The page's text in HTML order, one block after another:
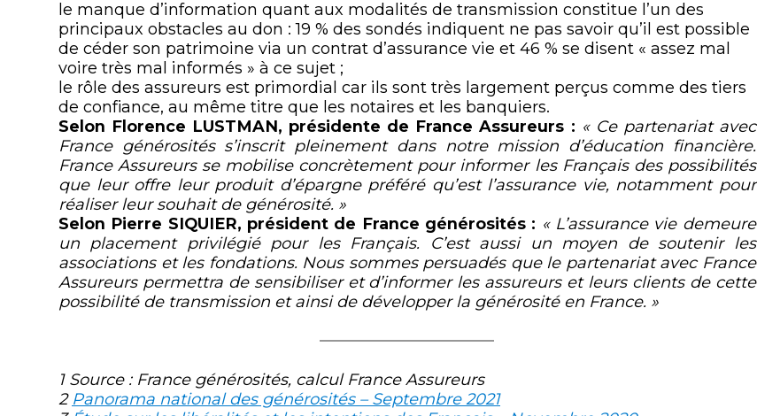
le manque d’information quant aux modalités de transmission constitue l’un des
principaux obstacles au don : 19 % des sondés indiquent ne pas savoir qu’il est possible
de céder son patrimoine via un contrat d’assurance vie et 46 % se disent « assez mal
voire très mal informés » à ce sujet ;
le rôle des assureurs est primordial car ils sont très largement perçus comme des tiers
de confiance, au même titre que les notaires et les banquiers.
Selon Florence LUSTMAN, présidente de France Assureurs : « Ce partenariat avec
France générosités s’inscrit pleinement dans notre mission d’éducation financière.
France Assureurs se mobilise concrètement pour informer les Français des possibilités
que leur offre leur produit d’épargne préféré qu’est l’assurance vie, notamment pour
réaliser leur souhait de générosité. »
Selon Pierre SIQUIER, président de France générosités : « L’assurance vie demeure
un placement privilégié pour les Français. C’est aussi un moyen de soutenir les
associations et les fondations. Nous sommes persuadés que le partenariat avec France
Assureurs permettra de sensibiliser et d’informer les assureurs et leurs clients de cette
possibilité de transmission et ainsi de développer la générosité en France. »
1Source : France générosités, calcul France Assureurs
2 Panorama national des générosités – Septembre 2021